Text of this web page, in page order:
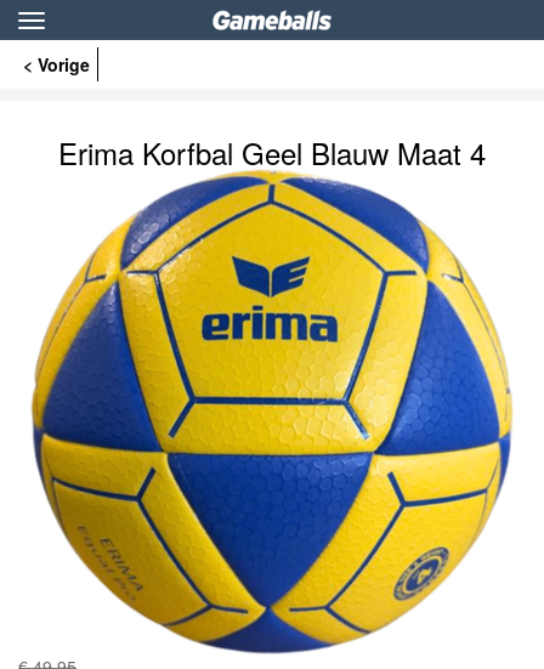
Toggle
navigation
< Vorige
Erima Korfbal Geel Blauw Maat 4